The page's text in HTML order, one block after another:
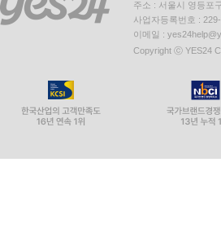
주소 : 서울시 영등포
사업자등록번호 :
이메일 :
Copyright ⓒ YES24